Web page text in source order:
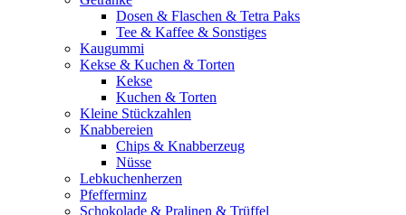
Dosen & Flaschen & Tetra Paks
Tee & Kaffee & Sonstiges
Kaugummi
Kekse & Kuchen & Torten
Kekse
Kuchen & Torten
Kleine Stückzahlen
Knabbereien
Chips & Knabberzeug
Nüsse
Lebkuchenherzen
Pfefferminz
Schokolade & Pralinen & Trüffel